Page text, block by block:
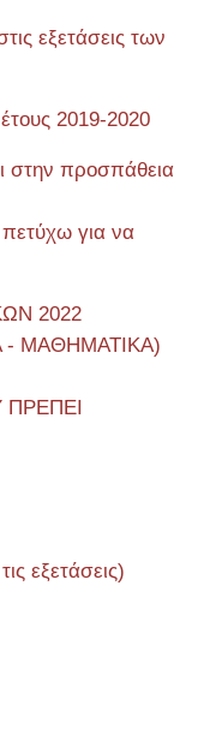
εξετάσεις των
2019-2020
στην προσπάθεια
για να
2022
- ΜΑΘΗΜΑΤΙΚΑ)
ΠΡΕΠΕΙ
εξετάσεις)